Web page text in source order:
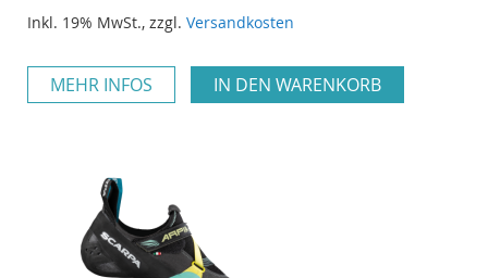
Inkl. 19% MwSt., zzgl. Versandkosten
MEHR INFOS IN DEN WARENKORB